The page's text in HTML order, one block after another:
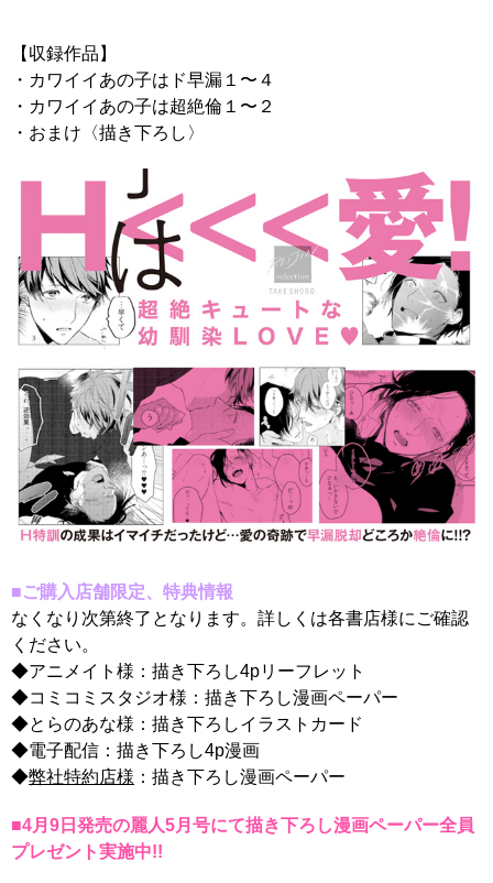
【収録作品】
・カワイイあの子はド早漏１〜４
・カワイイあの子は超絶倫１〜２
・おまけ〈描き下ろし〉
■ご購入店舗限定、特典情報
なくなり次第終了となります。詳しくは各書店様にご確認
ください。
◆アニメイト様：描き下ろし4pリーフレット
◆コミコミスタジオ様： 描き下ろし漫画ペーパー
◆とらのあな様：描き下ろしイラストカード
◆電子配信：描き下ろし4p漫画
◆弊社特約店様 ：描き下ろし漫画ペーパー
■4月9日発売の麗人5月号にて描き下ろし漫画ペーパー全員
プレゼント実施中!!